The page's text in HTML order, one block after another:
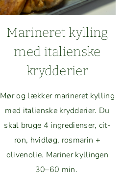
Marineret kylling
med ital­ienske
krydderier
Mør og lækker marineret kylling
med ital­ienske kry­d­derier. Du
skal bruge 4 ingre­di­enser, cit­
ron, hvidløg, ros­marin +
oliveno­lie. Mariner kyllin­gen
30–60 min.